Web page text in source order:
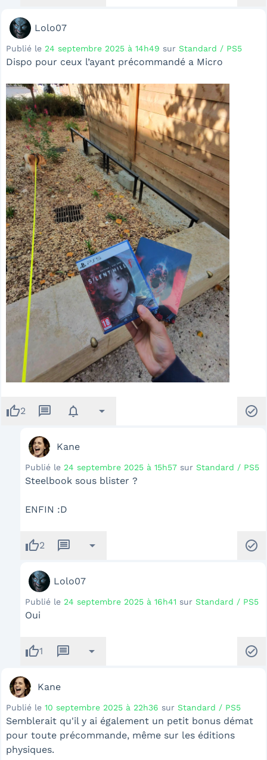
Lolo07
Publié le 24 septembre 2025 à 14h49 sur Standard / PS5
Dispo pour ceux l’ayant précommandé a Micro
thumb_up2 message notifications arrow_drop_down check_circle
Kane
Publié le 24 septembre 2025 à 15h57 sur Standard / PS5
Steelbook sous blister ?
ENFIN :D
thumb_up2 message arrow_drop_down check_circle
Lolo07
Publié le 24 septembre 2025 à 16h41 sur Standard / PS5
Oui
thumb_up1 message arrow_drop_down check_circle
Kane
Publié le 10 septembre 2025 à 22h36 sur Standard / PS5
Semblerait qu'il y ai également un petit bonus démat
pour toute précommande, même sur les éditions
physiques.